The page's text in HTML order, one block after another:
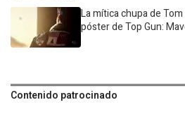
La mítica chupa de
póster de Top Gun:
Contenido patrocinado